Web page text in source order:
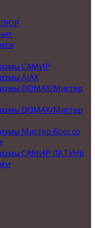
САМИР
AJAX
DOMAX/Мистер
DOMAX/Мистер
Мистер Босс со
САМИР ЛАТУНЬ